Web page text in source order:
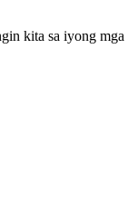
kita sa iyong